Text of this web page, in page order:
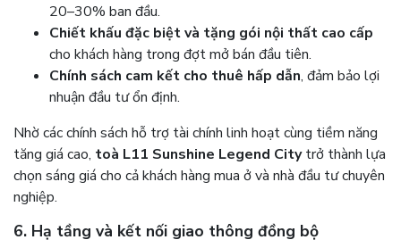
20–30% ban đầu.
Chiết khấu đặc biệt và tặng gói nội thất cao cấp
cho khách hàng trong đợt mở bán đầu tiên.
Chính sách cam kết cho thuê hấp dẫn, đảm bảo lợi
nhuận đầu tư ổn định.
Nhờ các chính sách hỗ trợ tài chính linh hoạt cùng tiềm năng
tăng giá cao, toà L11 Sunshine Legend Citytrở thành lựa
chọn sáng giá cho cả khách hàng mua ở và nhà đầu tư chuyên
nghiệp.
6. Hạ tầng và kết nối giao thông đồng bộ